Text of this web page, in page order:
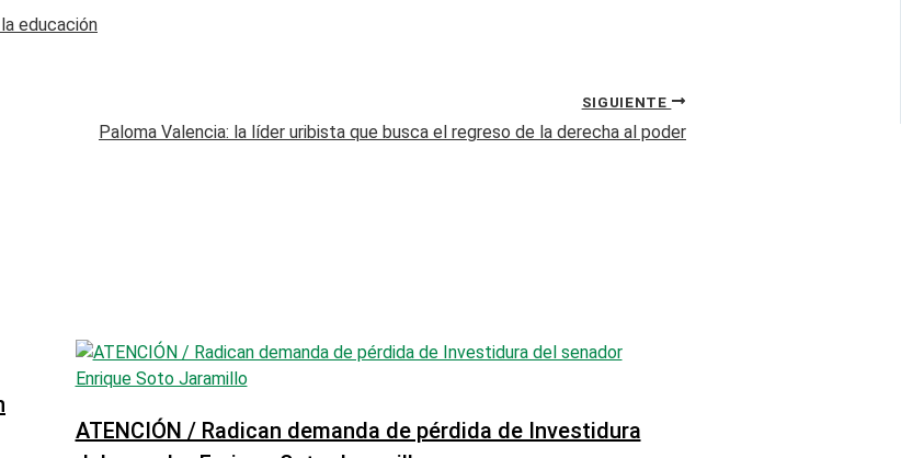
educación
SIGUIENTE
Paloma Valencia: la líder uribista que busca el regreso de la derecha al poder
ATENCIÓN / Radican demanda de pérdida de Investidura